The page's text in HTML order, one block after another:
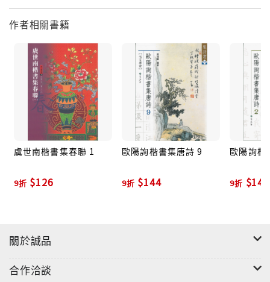
作者相關書籍
虞世南楷書集春聯 1
9折 $126
歐陽詢楷書集唐詩 9
9折 $144
歐陽詢楷
9折 $144
關於誠品
合作洽談